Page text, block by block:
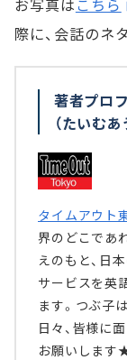
お写真は こちら
際に、会話のネ
著者プロ
（たいむ
タイムアウト
界のどこであ
えのもと、日
サービスを英
ます。つぶ子
日々、皆様に
お願いしま